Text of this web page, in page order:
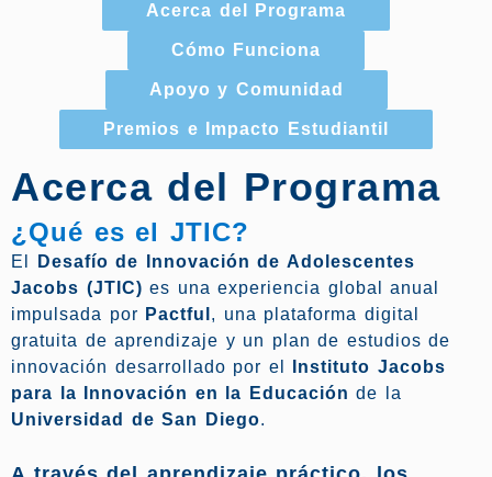
Acerca del Programa
Cómo Funciona
Apoyo y Comunidad
Premios e Impacto Estudiantil
Acerca del Programa
¿Qué es el JTIC?
El
Desafío de Innovación de Adolescentes
Jacobs (JTIC) es una experiencia global anual
impulsada por Pactful , una plataforma digital
gratuita de aprendizaje y un plan de estudios de
innovación desarrollado por el
Instituto Jacobs
para la Innovación en la Educación de la
Universidad de San Diego.